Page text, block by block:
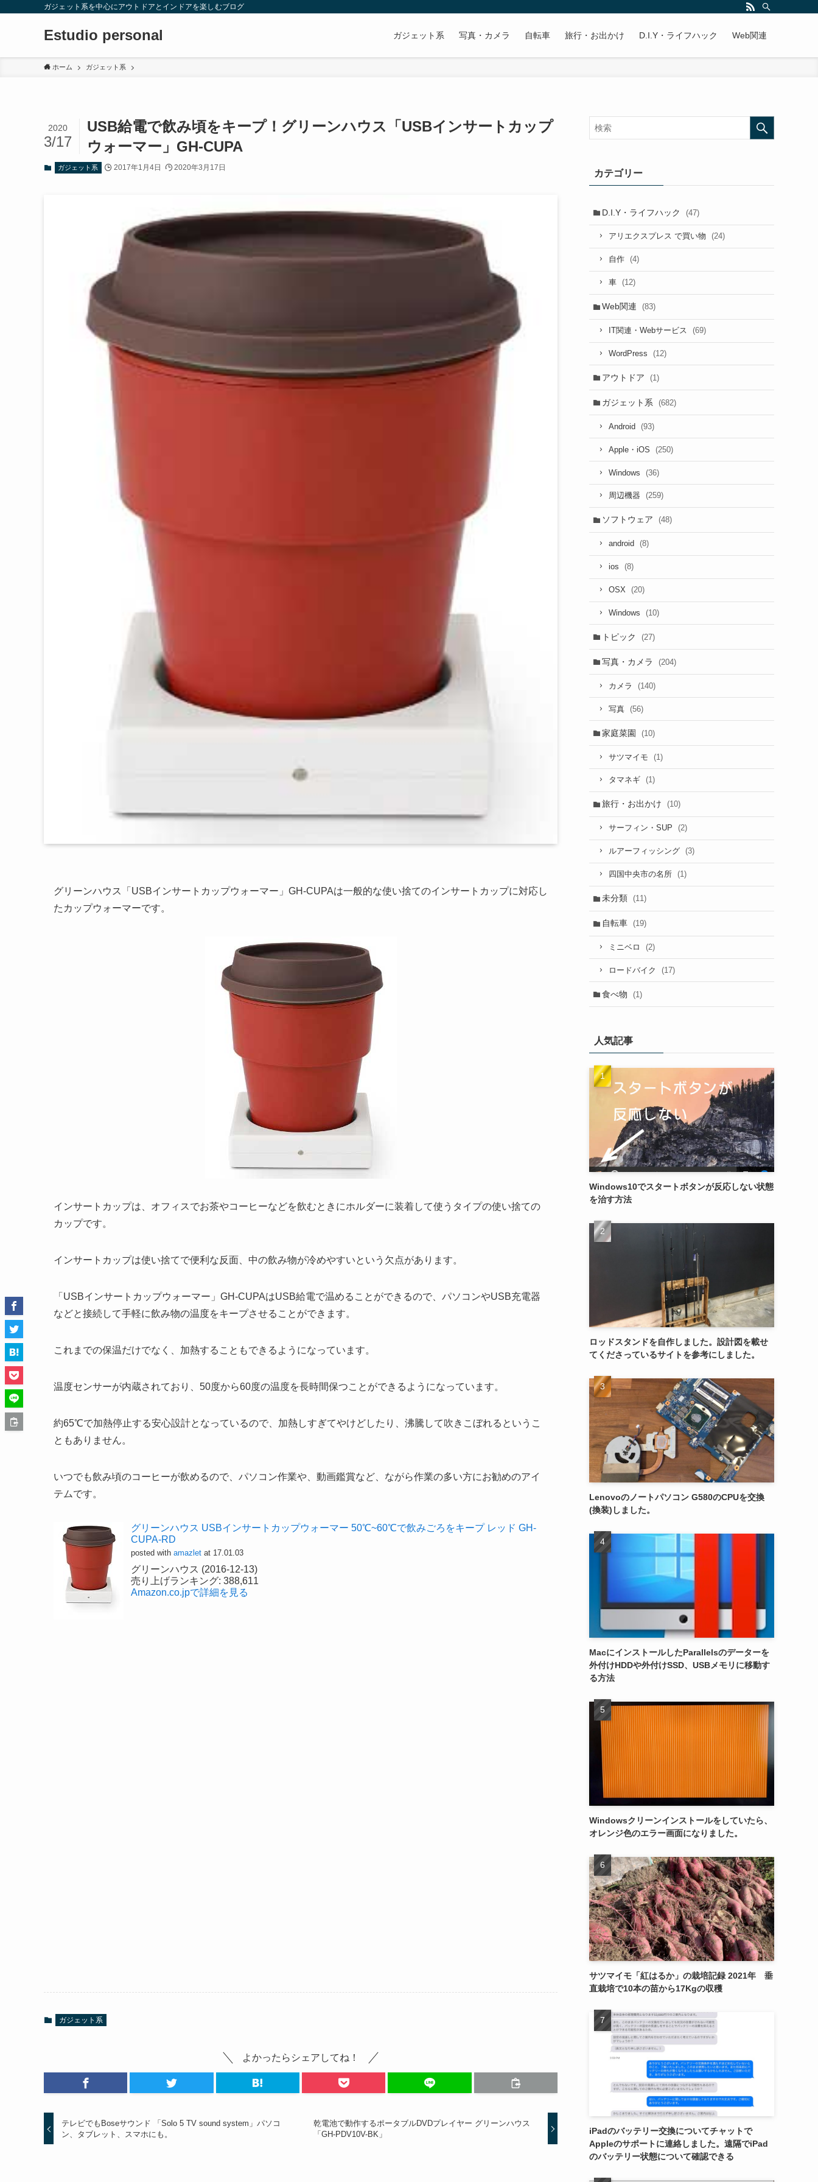
ガジェット系を中心にアウトドアとインドアを楽しむブログ
Estudio personal ガジェット系 写真・カメラ 自転車 旅行・お出かけ D.I.Y・ライフハック Web関連
ホーム ガジェット系
USB給電で飲み頃をキープ！グリーンハウス「USBインサートカップ
ウォーマー」GH-CUPA
2020
3/17
ガジェット系 2017年1月4日 2020年3月17日
グリーンハウス「USBインサートカップウォーマー」GH-CUPAは一般的な使い捨てのインサートカップに対応し
たカップウォーマーです。
インサートカップは、オフィスでお茶やコーヒーなどを飲むときにホルダーに装着して使うタイプの使い捨ての
カップです。
インサートカップは使い捨てで便利な反面、中の飲み物が冷めやすいという欠点があります。
「USBインサートカップウォーマー」GH-CUPAはUSB給電で温めることができるので、パソコンやUSB充電器
などと接続して手軽に飲み物の温度をキープさせることができます。
これまでの保温だけでなく、加熱することもできるようになっています。
温度センサーが内蔵されており、50度から60度の温度を長時間保つことができるようになっています。
約65℃で加熱停止する安心設計となっているので、加熱しすぎてやけどしたり、沸騰して吹きこぼれるというこ
ともありません。
いつでも飲み頃のコーヒーが飲めるので、パソコン作業や、動画鑑賞など、ながら作業の多い方にお勧めのアイ
テムです。
グリーンハウス USBインサートカップウォーマー 50℃~60℃で飲みごろをキープ レッド GH-
CUPA-RD
posted with amazlet at 17.01.03
グリーンハウス (2016-12-13)
売り上げランキング: 388,611
Amazon.co.jpで詳細を見る
ガジェット系
よかったらシェアしてね！
テレビでもBoseサウンド 「Solo 5 TV sound system」パソコ
ン、タブレット、スマホにも。
乾電池で動作するポータブルDVDプレイヤー グリーンハウス
「GH-PDV10V-BK」
カテゴリー
D.I.Y・ライフハック (47)
アリエクスプレス で買い物 (24)
自作 (4)
車 (12)
Web関連 (83)
IT関連・Webサービス (69)
WordPress (12)
アウトドア (1)
ガジェット系 (682)
Android (93)
Apple・iOS (250)
Windows (36)
周辺機器 (259)
ソフトウェア (48)
android (8)
ios (8)
OSX (20)
Windows (10)
トピック (27)
写真・カメラ (204)
カメラ (140)
写真 (56)
家庭菜園 (10)
サツマイモ (1)
タマネギ (1)
旅行・お出かけ (10)
サーフィン・SUP (2)
ルアーフィッシング (3)
四国中央市の名所 (1)
未分類 (11)
自転車 (19)
ミニベロ (2)
ロードバイク (17)
食べ物 (1)
人気記事
Windows10でスタートボタンが反応しない状態
を治す方法
ロッドスタンドを自作しました。設計図を載せ
てくださっているサイトを参考にしました。
Lenovoのノートパソコン G580のCPUを交換
(換装)しました。
MacにインストールしたParallelsのデーターを
外付けHDDや外付けSSD、USBメモリに移動す
る方法
Windowsクリーンインストールをしていたら、
オレンジ色のエラー画面になりました。
サツマイモ「紅はるか」の栽培記録 2021年 垂
直栽培で10本の苗から17Kgの収穫
iPadのバッテリー交換についてチャットで
Appleのサポートに連絡しました。遠隔でiPad
のバッテリー状態について確認できる